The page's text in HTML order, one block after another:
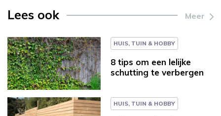
Lees ook Meer
HUIS, TUIN & HOBBY
8 tips om een lelijke
schutting te verbergen
HUIS, TUIN & HOBBY